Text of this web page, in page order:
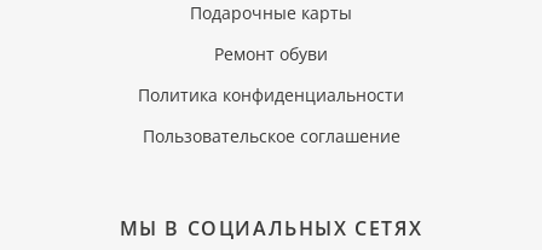
Подарочные карты
Ремонт обуви
Политика конфиденциальности
Пользовательское соглашение
МЫ В СОЦИАЛЬНЫХ СЕТЯХ